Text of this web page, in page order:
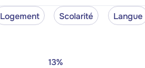
Logement Scolarité Langue
13%